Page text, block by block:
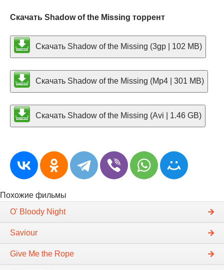
Скачать Shadow of the Missing торрент
Скачать Shadow of the Missing (3gp | 102 MB)
Скачать Shadow of the Missing (Mp4 | 301 MB)
Скачать Shadow of the Missing (Avi | 1.46 GB)
Похожие фильмы
O' Bloody Night
Saviour
Give Me the Rope